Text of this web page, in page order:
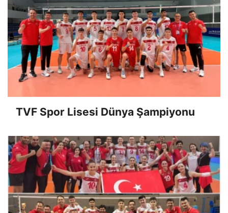
TVF Spor Lisesi Dünya Şampiyonu